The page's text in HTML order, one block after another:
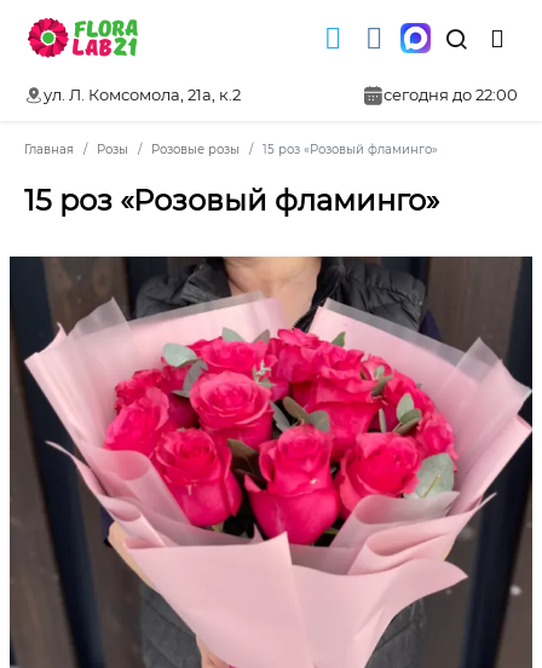
ул. Л. Комсомола, 21а, к.2 сегодня до 22:00
Главная Розы Розовые розы 15 роз «Розовый фламинго»
15 роз «Розовый фламинго»